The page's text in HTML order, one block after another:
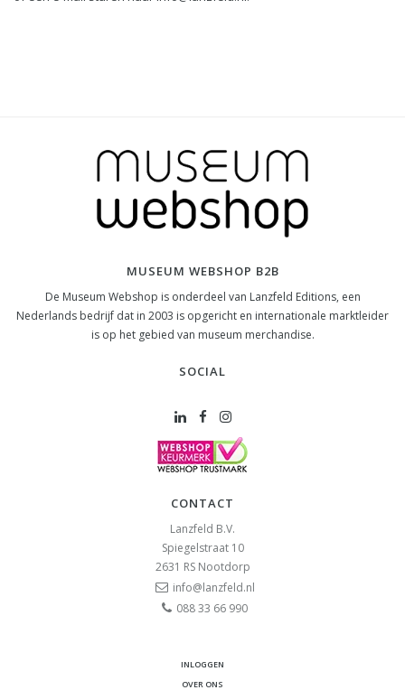
MUSEUM WEBSHOP B2B
De Museum Webshop is onderdeel van Lanzfeld Editions, een
Nederlands bedrijf dat in 2003 is opgericht en internationale marktleider
is op het gebied van museum merchandise.
SOCIAL
CONTACT
Lanzfeld B.V.
Spiegelstraat 10
2631 RS Nootdorp
info@lanzfeld.nl
088 33 66 990
INLOGGEN
OVER ONS